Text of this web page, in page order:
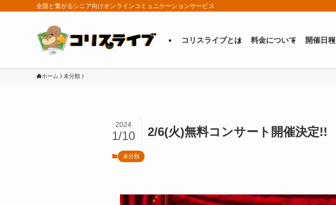
全国と繋がるシニア向けオンラインコミュニケーションサービス
コリスライブとは 料金について 開催日程
ホーム 未分類
2/6(火)無料コンサート開催決定!!
2024
1/10
未分類